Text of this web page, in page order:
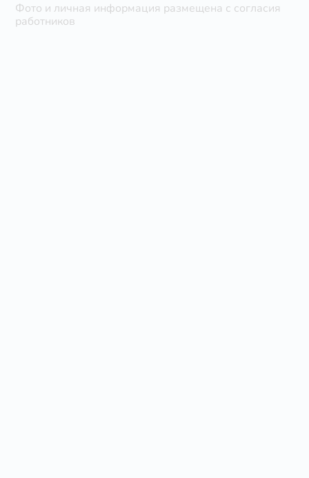
Фото и личная информация размещена с согласия
работников